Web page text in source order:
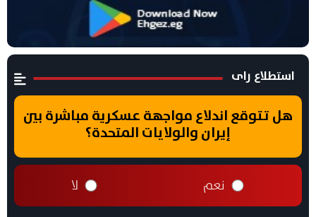
استطلاع راى
هل تتوقع اندلاع مواجهة عسكرية مباشرة بين
إيران والولايات المتحدة؟
نعم لا